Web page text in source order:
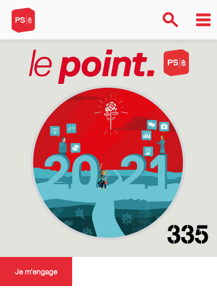
Je m'engage